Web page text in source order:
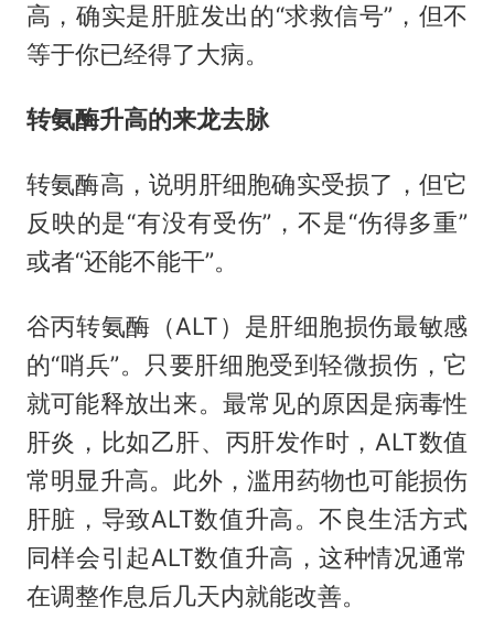
高，确实是肝脏发出的“求救信号”，但不
等于你已经得了大病。
转氨酶升高的来龙去脉
转氨酶高，说明肝细胞确实受损了，但它
反映的是“有没有受伤”，不是“伤得多重”
或者“还能不能干”。
谷丙转氨酶（ALT）是肝细胞损伤最敏感
的“哨兵”。只要肝细胞受到轻微损伤，它
就可能释放出来。最常见的原因是病毒性
肝炎，比如乙肝、丙肝发作时，ALT数值
常明显升高。此外，滥用药物也可能损伤
肝脏，导致ALT数值升高。不良生活方式
同样会引起ALT数值升高，这种情况通常
在调整作息后几天内就能改善。